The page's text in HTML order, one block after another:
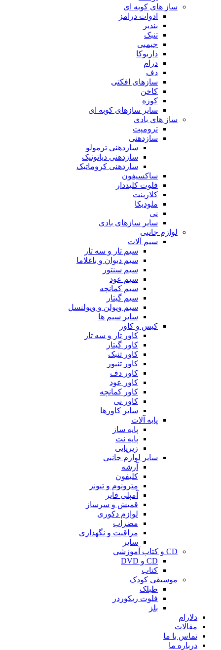
ساز های کوبه ای
ادوات درامز
بندیر
تنبک
جیمبی
داربوکا
درام
دف
سازهای افکتی
کاخن
کوزه
سایر سازهای کوبه ای
ساز های بادی
ترومپت
سازدهنی
سازدهنی ترمولو
سازدهنی دیاتونیک
سازدهنی کروماتیک
ساکسیفون
فلوت کلیددار
کلارینت
ملودیکا
نی
سایر سازهای بادی
لوازم جانبی
سیم آلات
سیم تار و سه تار
سیم دیوان و باغلاما
سیم سنتور
سیم عود
سیم کمانچه
سیم گیتار
سیم ویولن و ویولنسل
سایر سیم ها
کیس و کاور
کاور تار و سه تار
کاور گیتار
کاور تنبک
کاور تنبور
کاور دف
کاور عود
کاور کمانچه
کاور نی
سایر کاورها
پایه آلات
پایه ساز
پایه نت
زیرپایی
سایر لوازم جانبی
آرشه
کلیفون
مترونوم و تیونر
آمپلی فایر
قمیش و سرساز
لوازم دکوری
مضراب
مراقبت و نگهداری
سایر
CD و کتاب آموزشی
CD و DVD
کتاب
موسیقی کودک
طبلک
فلوت ریکوردر
بلز
دلارام
مقالات
تماس با ما
درباره ما